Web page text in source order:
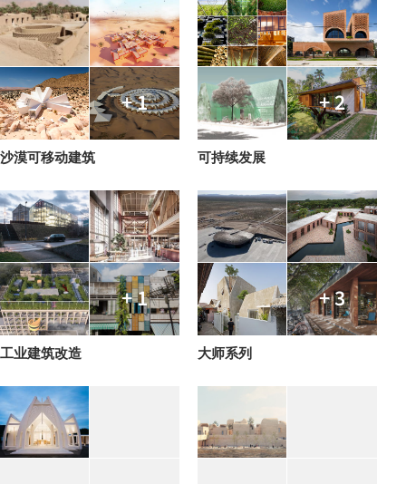
+ 1
沙漠可移动建筑
+ 2
可持续发展
+ 1
工业建筑改造
+ 3
大师系列